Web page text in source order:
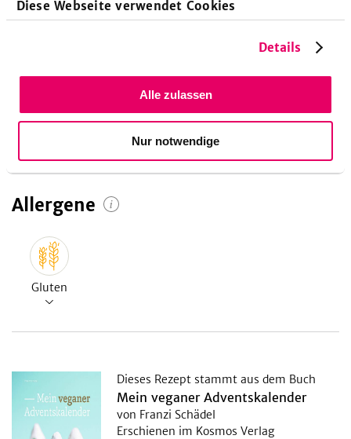
Diese Webseite verwendet Cookies
Details
Alle zulassen
Nur notwendige
Allergene
Gluten
Dieses Rezept stammt aus dem Buch
Mein veganer Adventskalender
von Franzi Schädel
Erschienen im Kosmos Verlag